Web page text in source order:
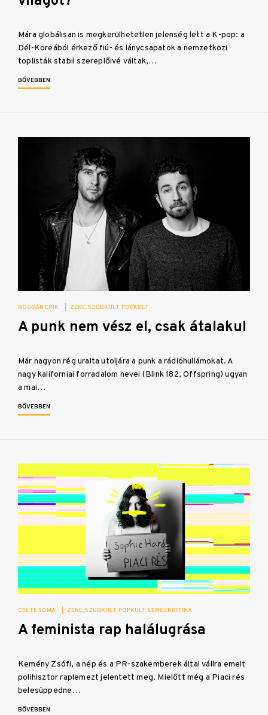
Mára globálisan is megkerülhetetlen jelenség lett a K-pop: a
Dél-Koreából érkező fiú- és lánycsapatok a nemzetközi
toplisták stabil szereplőivé váltak,…
BŐVEBBEN
BOGDÁN ERIK ZENE SZUBKULT POPKULT
A punk nem vész el, csak átalakul
Már nagyon rég uralta utoljára a punk a rádióhullámokat. A
nagy kaliforniai forradalom nevei (Blink 182, Offspring) ugyan
a mai…
BŐVEBBEN
CSETE SOMA ZENE SZUBKULT POPKULT LEMEZKRITIKA
A feminista rap halálugrása
Kemény Zsófi, a nép és a PR-szakemberek által vállra emelt
polihisztor raplemezt jelentett meg. Mielőtt még a Piaci rés
belesüppedne…
BŐVEBBEN